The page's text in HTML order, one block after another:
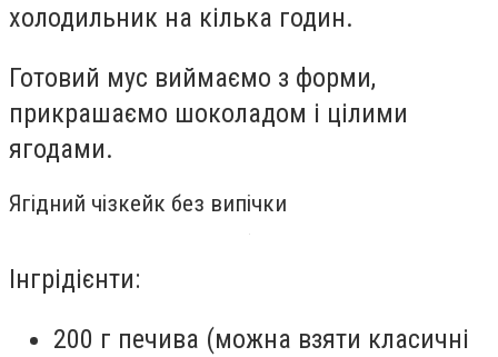
холодильник на кілька годин.
Готовий мус виймаємо з форми,
прикрашаємо шоколадом і цілими
ягодами.
Ягідний чізкейк без випічки
Інгрідієнти:
200 г печива (можна взяти класичні